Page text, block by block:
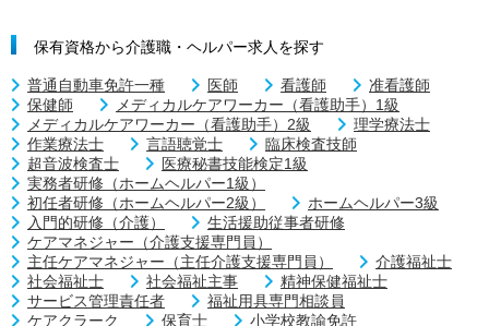
保有資格から介護職・ヘルパー求人を探す
普通自動車免許一種 医師 看護師
准看護師
保健師
メディカルケアワーカー（看護助手）1級
メディカルケアワーカー（看護助手）2級
理学療法士
作業療法士
言語聴覚士
臨床検査技師
超音波検査士
医療秘書技能検定1級
実務者研修（ホームヘルパー1級）
初任者研修（ホームヘルパー2級）
ホームヘルパー3級
入門的研修（介護）
生活援助従事者研修
ケアマネジャー（介護支援専門員）
主任ケアマネジャー（主任介護支援専門員）
介護福祉士
社会福祉士
社会福祉主事
精神保健福祉士
サービス管理責任者
福祉用具専門相談員
ケアクラーク
保育士
小学校教諭免許